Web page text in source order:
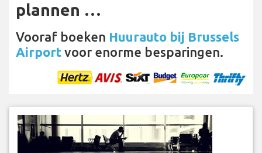
plannen …
Vooraf boeken Huurauto bij Brussels
Airport voor enorme besparingen.